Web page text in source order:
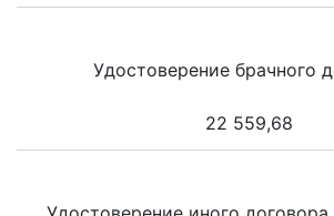
Удостоверение брачного
22 559,68